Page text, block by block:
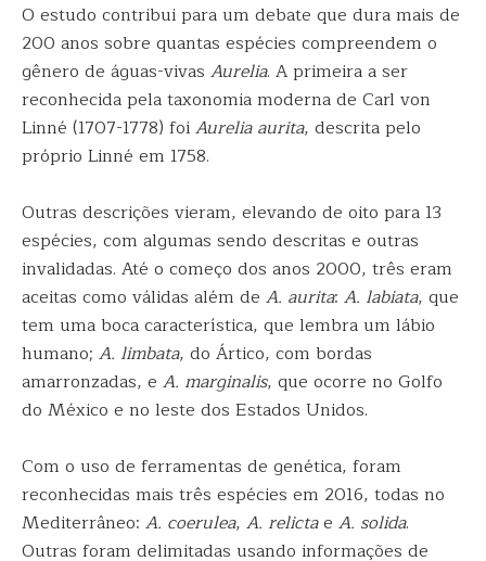
O estudo contribui para um debate que dura mais de
200 anos sobre quantas espécies compreendem o
gênero de águas-vivas Aurelia. A primeira a ser
reconhecida pela taxonomia moderna de Carl von
Linné (1707-1778) foiAurelia aurita, descrita pelo
próprio Linné em 1758.
Outras descrições vieram, elevando de oito para 13
espécies, com algumas sendo descritas e outras
invalidadas. Até o começo dos anos 2000, três eram
aceitas como válidas além de A. aurita: A. labiata, que
tem uma boca característica, que lembra um lábio
humano; A. limbata, do Ártico, com bordas
amarronzadas, e A. marginalis, que ocorre no Golfo
do México e no leste dos Estados Unidos.
Com o uso de ferramentas de genética, foram
reconhecidas mais três espécies em 2016, todas no
Mediterrâneo: A. coerulea, A. relictae A. solida.
Outras foram delimitadas usando informações de